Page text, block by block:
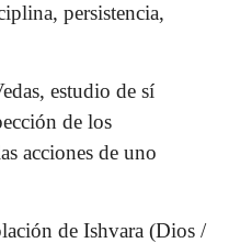
persistencia,
estudio de sí
de los
acciones de uno
de Ishvara (Dios /